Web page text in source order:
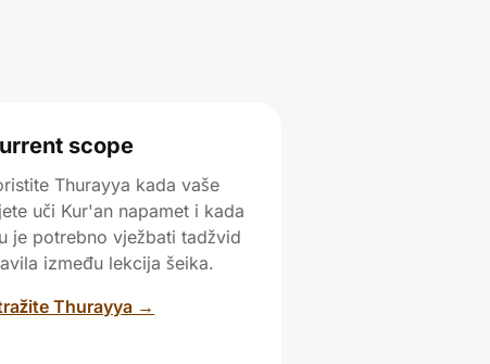
scope
Thurayya kada vaše
uči Kur'an napamet i kada
je potrebno vježbati tadžvid
između lekcija šeika.
Thurayya →